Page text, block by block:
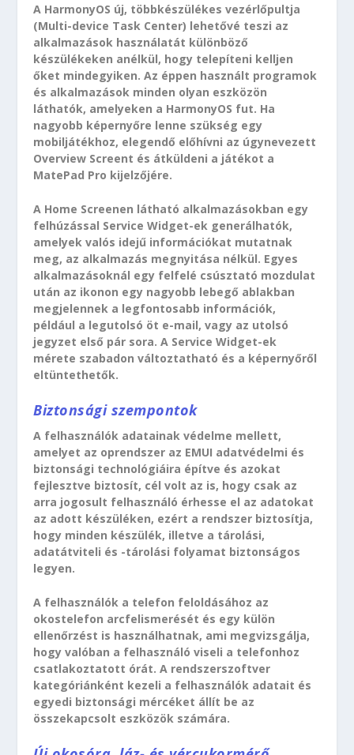
A HarmonyOS új, többkészülékes vezérlőpultja
(Multi-device Task Center) lehetővé teszi az
alkalmazások használatát különböző
készülékeken anélkül, hogy telepíteni kelljen
őket mindegyiken. Az éppen használt programok
és alkalmazások minden olyan eszközön
láthatók, amelyeken a HarmonyOS fut. Ha
nagyobb képernyőre lenne szükség egy
mobiljátékhoz, elegendő előhívni az úgynevezett
Overview Screent és átküldeni a játékot a
MatePad Pro kijelzőjére.
A Home Screenen látható alkalmazásokban egy
felhúzással Service Widget-ek generálhatók,
amelyek valós idejű információkat mutatnak
meg, az alkalmazás megnyitása nélkül. Egyes
alkalmazásoknál egy felfelé csúsztató mozdulat
után az ikonon egy nagyobb lebegő ablakban
megjelennek a legfontosabb információk,
például a legutolsó öt e-mail, vagy az utolsó
jegyzet első pár sora. A Service Widget-ek
mérete szabadon változtatható és a képernyőről
eltüntethetők.
Biztonsági szempontok
A felhasználók adatainak védelme mellett,
amelyet az oprendszer az EMUI adatvédelmi és
biztonsági technológiáira építve és azokat
fejlesztve biztosít, cél volt az is, hogy csak az
arra jogosult felhasználó érhesse el az adatokat
az adott készüléken, ezért a rendszer biztosítja,
hogy minden készülék, illetve a tárolási,
adatátviteli és -tárolási folyamat biztonságos
legyen.
A felhasználók a telefon feloldásához az
okostelefon arcfelismerését és egy külön
ellenőrzést is használhatnak, ami megvizsgálja,
hogy valóban a felhasználó viseli a telefonhoz
csatlakoztatott órát. A rendszerszoftver
kategóriánként kezeli a felhasználók adatait és
egyedi biztonsági mércéket állít be az
összekapcsolt eszközök számára.